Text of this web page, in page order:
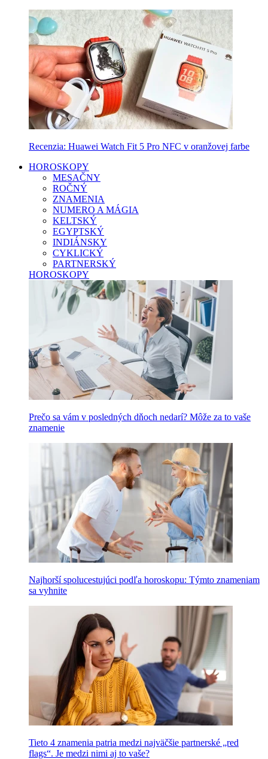
Recenzia: Huawei Watch Fit 5 Pro NFC v oranžovej farbe
HOROSKOPY
MESAČNY
ROČNÝ
ZNAMENIA
NUMERO A MÁGIA
KELTSKÝ
EGYPTSKÝ
INDIÁNSKY
CYKLICKÝ
PARTNERSKÝ
HOROSKOPY
Prečo sa vám v posledných dňoch nedarí? Môže za to vaše
znamenie
Najhorší spolucestujúci podľa horoskopu: Týmto znameniam
sa vyhnite
Tieto 4 znamenia patria medzi najväčšie partnerské „red
flags“. Je medzi nimi aj to vaše?